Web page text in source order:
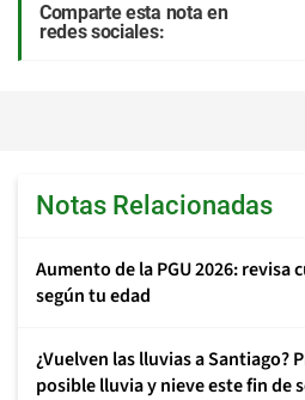
Comparte esta nota en
redes sociales:
Notas Relacionadas
Aumento de la PGU 2026: revisa
según tu edad
¿Vuelven las lluvias a Santiago?
posible lluvia y nieve este fin de